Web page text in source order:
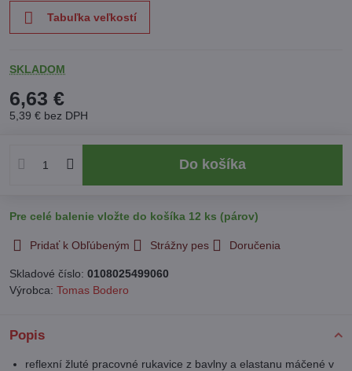
Tabuľka veľkostí
SKLADOM
6,63 €
5,39 € bez DPH
Do košíka
Pre celé balenie vložte do košíka 12 ks (párov)
Pridať k Obľúbeným Strážny pes Doručenia
Skladové číslo: 0108025499060
Výrobca: Tomas Bodero
Popis
reflexní žluté pracovné rukavice z bavlny a elastanu máčené v